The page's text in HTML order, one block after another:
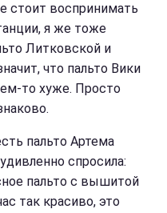
стоит воспринимать
я же тоже
Литковской и
что пальто Вики
то хуже. Просто
пальто Артема
спросила:
пальто с вышитой
так красиво, это